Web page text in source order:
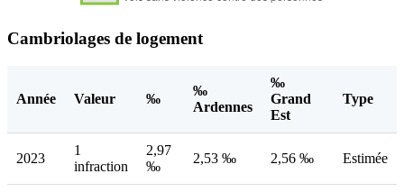
Cambriolages de logement
Année Valeur ‰
‰
Ardennes
‰
Grand
Est
Type
2023
1
infraction
2,97
‰
2,53 ‰ 2,56 ‰ Estimée